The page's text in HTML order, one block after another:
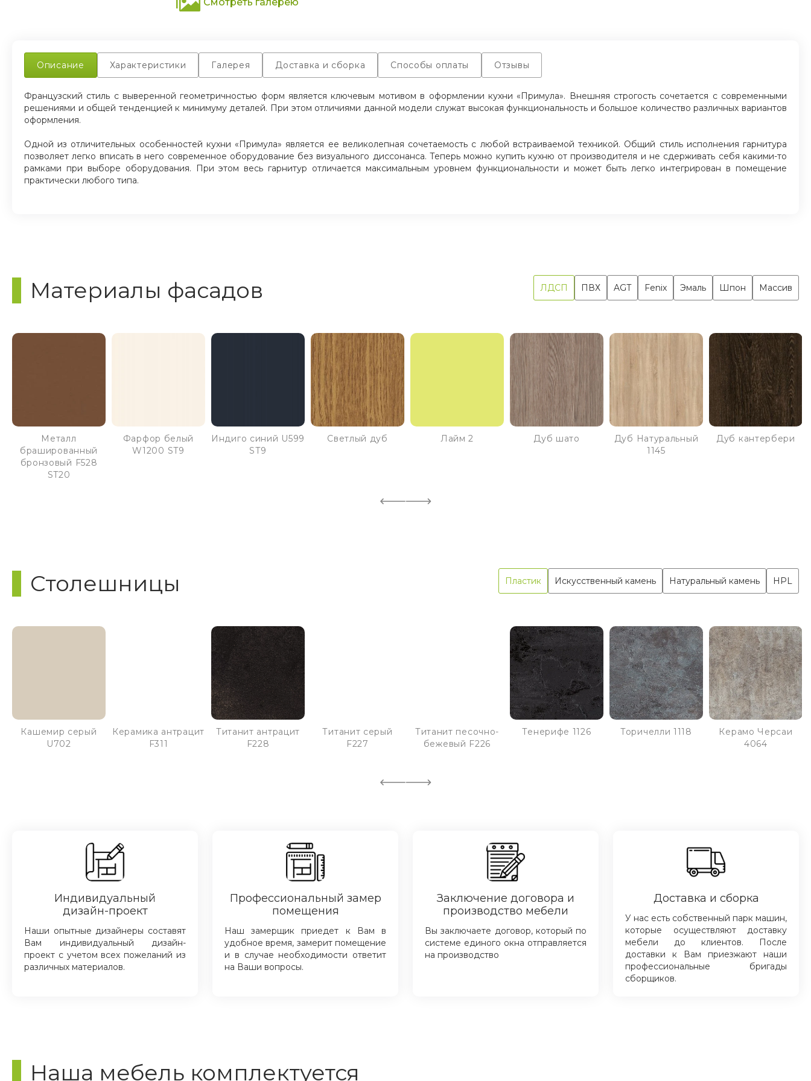
Смотреть галерею
Цоколь;
Ручки.
Описание Характеристики Галерея Доставка и сборка Способы оплаты Отзывы
Французский стиль с выверенной геометричностью форм является ключевым мотивом в оформлении кухни «Примула». Внешняя строгость сочетается с современными
решениями и общей тенденцией к минимуму деталей. При этом отличиями данной модели служат высокая функциональность и большое количество различных вариантов
оформления.
Одной из отличительных особенностей кухни «Примула» является ее великолепная сочетаемость с любой встраиваемой техникой. Общий стиль исполнения гарнитура
позволяет легко вписать в него современное оборудование без визуального диссонанса. Теперь можно купить кухню от производителя и не сдерживать себя какими-то
рамками при выборе оборудования. При этом весь гарнитур отличается максимальным уровнем функциональности и может быть легко интегрирован в помещение
практически любого типа.
Материалы фасадов ЛДСП ПВХ AGT Fenix Эмаль Шпон Массив
Металл
брашированный
бронзовый F528
ST20
Фарфор белый
W1200 ST9
Индиго синий U599
ST9
Светлый дуб Лайм 2 Дуб шато
Дуб Натуральный
1145
Дуб кантербери
Столешницы Пластик Искусственный камень Натуральный камень HPL
Кашемир серый
U702
Керамика антрацит
F311
Титанит антрацит
F228
Титанит серый
F227
Титанит песочно-
бежевый F226
Тенерифе 1126 Торичелли 1118
Керамо Черсаи
4064
Индивидуальный
дизайн-проект
Наши опытные дизайнеры составят
Вам индивидуальный дизайн-
проект с учетом всех пожеланий из
различных материалов.
Профессиональный замер
помещения
Наш замерщик приедет к Вам в
удобное время, замерит помещение
и в случае необходимости ответит
на Ваши вопросы.
Заключение договора и
производство мебели
Вы заключаете договор, который по
системе единого окна отправляется
на производство
Доставка и сборка
У нас есть собственный парк машин,
которые осуществляют доставку
мебели до клиентов. После
доставки к Вам приезжают наши
профессиональные бригады
сборщиков.
Наша мебель комплектуется